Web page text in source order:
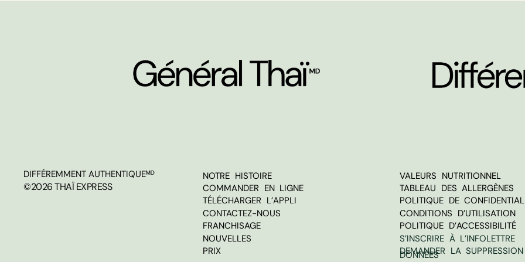
DIFFÉREMMENT AUTHENTIQUEᴹᴰ
©2026 THAÏ EXPRESS
NOTRE HISTOIRE
COMMANDER EN LIGNE
TÉLÉCHARGER L’APPLI
CONTACTEZ-NOUS
FRANCHISAGE
NOUVELLES
PRIX
VALEURS NUTRITIONNEL
TABLEAU DES ALLERGÈNES
POLITIQUE DE
CONDITIONS D’UTILISATION
POLITIQUE D’ACCESSIBILITÉ
S’INSCRIRE À L’INFOLETTRE
DEMANDER LA
DONNÉES